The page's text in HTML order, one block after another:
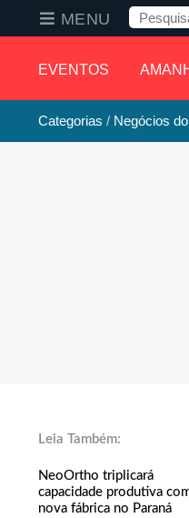
EVENTOS
MENU Pesquisa
Categorias Negócios
NeoOrtho triplicará
capacidade produtiva
nova fábrica no Paraná